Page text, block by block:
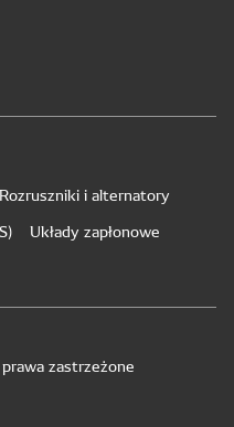
Rozruszniki i alternatory
Układy zapłonowe
zastrzeżone